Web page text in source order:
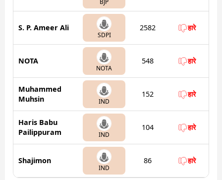
BJP
S. P. Ameer Ali
SDPI
2582 हारे
NOTA
NOTA
548 हारे
Muhammed
Muhsin
IND
152 हारे
Haris Babu
Pailippuram
IND
104 हारे
Shajimon
IND
86 हारे